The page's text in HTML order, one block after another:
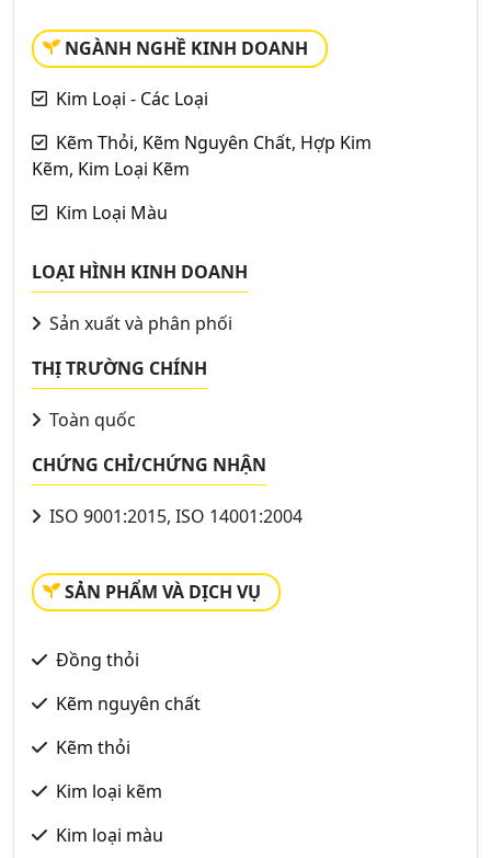
NGÀNH NGHỀ KINH DOANH
Kim Loại - Các Loại
Kẽm Thỏi, Kẽm Nguyên Chất, Hợp Kim
Kẽm, Kim Loại Kẽm
Kim Loại Màu
LOẠI HÌNH KINH DOANH
Sản xuất và phân phối
THỊ TRƯỜNG CHÍNH
Toàn quốc
CHỨNG CHỈ/CHỨNG NHẬN
ISO 9001:2015, ISO 14001:2004
SẢN PHẨM VÀ DỊCH VỤ
Đồng thỏi
Kẽm nguyên chất
Kẽm thỏi
Kim loại kẽm
Kim loại màu